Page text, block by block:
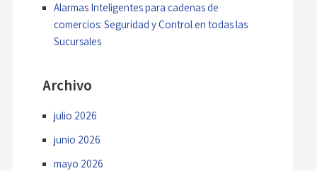
Alarmas Inteligentes para cadenas de
comercios: Seguridad y Control en todas las
Sucursales
Archivo
julio 2026
junio 2026
mayo 2026